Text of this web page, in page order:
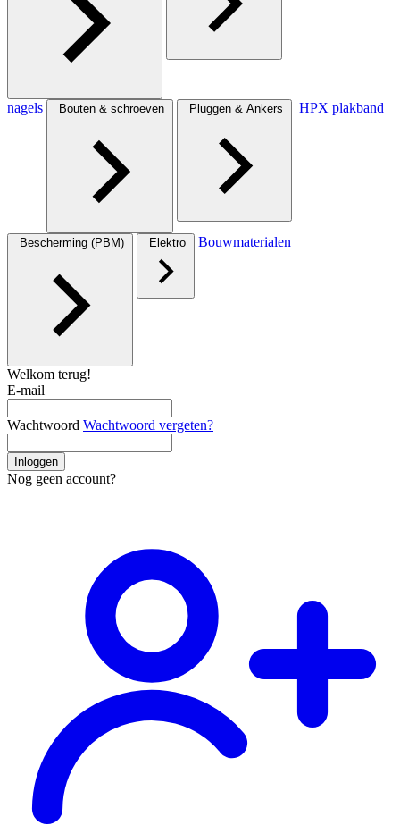
nagels Bouten & schroeven Pluggen & Ankers HPX plakband
Bescherming (PBM) Elektro Bouwmaterialen
Welkom terug!
E-mail
Wachtwoord Wachtwoord vergeten?
Inloggen
Nog geen account?